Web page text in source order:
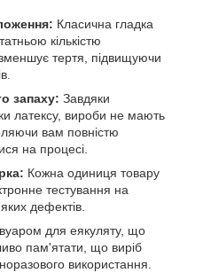
Класична гладка
кількістю
зменшує тертя, підвищуючи
запаху: Завдяки
латексу, вироби не мають
вам повністю
на процесі.
Кожна одиниця товару
тестування на
дефектів.
для еякуляту, що
пам'ятати, що виріб
використання.